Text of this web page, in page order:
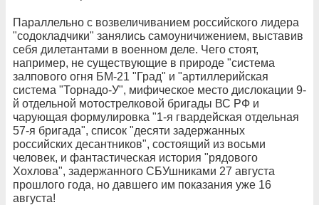
Параллельно с возвеличиванием российского лидера
"содокладчики" занялись самоуничижением, выставив
себя дилетантами в военном деле. Чего стоят,
например, не существующие в природе "система
залпового огня БМ-21 "Град" и "артиллерийская
система "Торнадо-У", мифическое место дислокации 9-
й отдельной мотострелковой бригады ВС РФ и
чарующая формулировка "1-я гвардейская отдельная
57-я бригада", список "десяти задержанных
российских десантников", состоящий из восьми
человек, и фантастическая история "рядового
Хохлова", задержанного СБУшниками 27 августа
прошлого года, но давшего им показания уже 16
августа!